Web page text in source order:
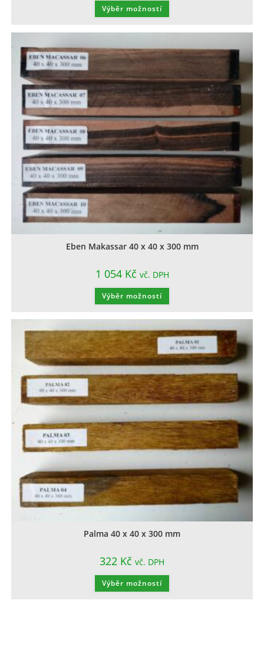
Výběr možností
Eben Makassar 40 x 40 x 300 mm
1 054 Kč vč. DPH
Výběr možností
Palma 40 x 40 x 300 mm
322 Kč vč. DPH
Výběr možností